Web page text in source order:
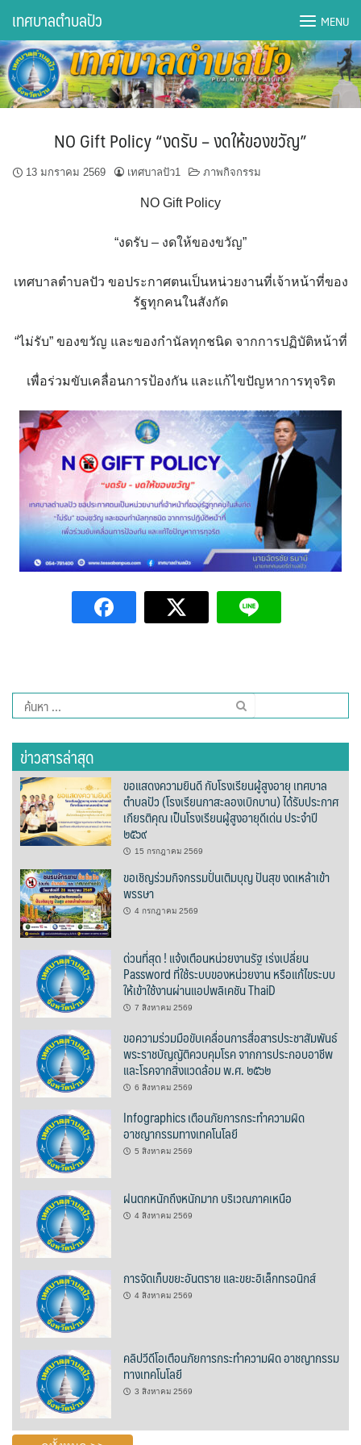
content
DWQA Ask Question
DWQA Questions
กองการศึกษา
กองยุทธศาสตร์และงบประมาณ
การเปิดเผยข้อมูลข่าวสารปี 2566 integrity transparency
assessment ITA2023
ข้อกำหนดการใช้งาน
ข้อมูลประชากร
ข้อมูลพื้นฐานของศูนย์บริการนักท่องเที่ยว เทศบาลตำบลปัว
ขั้นตอนการขอรับบริการ
งบแสดงฐานะการคลัง
งบแสดงฐานะการเงิน เทศบาลตำบลปัว ประจำปีงบประมาณ 2561
ที่พัก
C View Home
Deply
Go Hight ‘O Village
HOMU Villa
Montha Residence
Shanti – Retreat
กรีนฮิลล์รีสอร์ท
ก๋างโต้งคอฟฟี่รีสอร์ท
ชมพูภูคารีสอร์ท
ต้นแหลงโฮมสเตย์
ตูบฮิมโต้งโฮมสเตย์
นครน่านอพาร์ทเม้น
นะลาวิวรีสอร์ท
นาต้นบัวโฮมสเตย์
น่านปัว รีสอร์ท
นาเหล่า เก๊าสลี โฮมสเตย์
นาไผ่ปัววิว
บวกบัววิวรีสอร์ท
บ้านกังหัน @ ปัวคอทเทจ
เทศบาลตำบลปัว MENU
NO Gift Policy “งดรับ – งดให้ของขวัญ”
13 มกราคม 2569 เทศบาลปัว1 ภาพกิจกรรม
NO Gift Policy
“งดรับ – งดให้ของขวัญ”
เทศบาลตำบลปัว ขอประกาศตนเป็นหน่วยงานที่เจ้าหน้าที่ของ
รัฐทุกคนในสังกัด
“ไม่รับ” ของขวัญ และของกำนัลทุกชนิด จากการปฏิบัติหน้าที่
เพื่อร่วมขับเคลื่อนการป้องกัน และแก้ไขปัญหาการทุจริต
ค้นหา
สำหรับ:
ข่าวสารล่าสุด
ขอแสดงความยินดี กับโรงเรียนผู้สูงอายุ เทศบาล
ตำบลปัว (โรงเรียนกาสะลองเบิกบาน) ได้รับประกาศ
เกียรติคุณ เป็นโรงเรียนผู้สูงอายุดีเด่น ประจำปี
๒๕๖๙
15 กรกฎาคม 2569
ขอเชิญร่วมกิจกรรมปั่นเติมบุญ ปันสุข งดเหล้าเข้า
พรรษา
4 กรกฎาคม 2569
ด่วนที่สุด ! แจ้งเตือนหน่วยงานรัฐ เร่งเปลี่ยน
Password ที่ใช้ระบบของหน่วยงาน หรือแก้ไขระบบ
ให้เข้าใช้งานผ่านแอปพลิเคชัน ThaiD
7 สิงหาคม 2569
ขอความร่วมมือขับเคลื่อนการสื่อสารประชาสัมพันธ์
พระราชบัญญัติควบคุมโรค จากการประกอบอาชีพ
และโรคจากสิ่งแวดล้อม พ.ศ. ๒๕๖๒
6 สิงหาคม 2569
Infographics เตือนภัยการกระทำความผิด
อาชญากรรมทางเทคโนโลยี
5 สิงหาคม 2569
ฝนตกหนักถึงหนักมาก บริเวณภาคเหนือ
4 สิงหาคม 2569
การจัดเก็บขยะอันตราย และขยะอิเล็กทรอนิกส์
4 สิงหาคม 2569
คลิปวีดีโอเตือนภัยการกระทำความผิด อาชญากรรม
ทางเทคโนโลยี
3 สิงหาคม 2569